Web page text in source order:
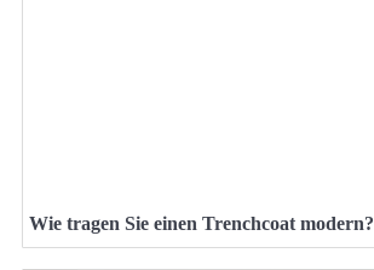
Wie tragen Sie einen Trenchcoat modern?